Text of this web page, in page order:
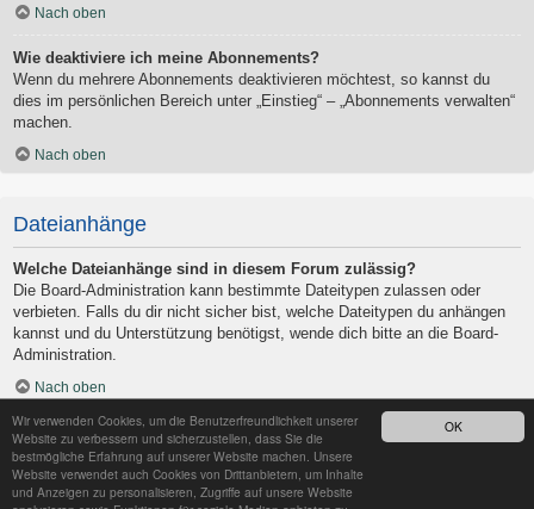
OK
Wir verwenden Cookies, um die Benutzerfreundlichkeit unserer
Website zu verbessern und sicherzustellen, dass Sie die
bestmögliche Erfahrung auf unserer Website machen. Unsere
Website verwendet auch Cookies von Drittanbietern, um Inhalte
und Anzeigen zu personalisieren, Zugriffe auf unsere Website
Nach oben
Wie deaktiviere ich meine Abonnements?
Wenn du mehrere Abonnements deaktivieren möchtest, so kannst du
dies im persönlichen Bereich unter „Einstieg“ – „Abonnements verwalten“
machen.
Nach oben
Dateianhänge
Welche Dateianhänge sind in diesem Forum zulässig?
Die Board-Administration kann bestimmte Dateitypen zulassen oder
verbieten. Falls du dir nicht sicher bist, welche Dateitypen du anhängen
kannst und du Unterstützung benötigst, wende dich bitte an die Board-
Administration.
Nach oben
Kann ich eine Übersicht all meiner Dateianhänge erhalten?
Um eine Liste all deiner Dateianhänge zu erhalten, gehe in den
persönlichen Bereich. Dort findest du unter „Einstieg“ einen Punkt
„Dateianhänge verwalten“, über den du eine Liste deiner Dateianhänge